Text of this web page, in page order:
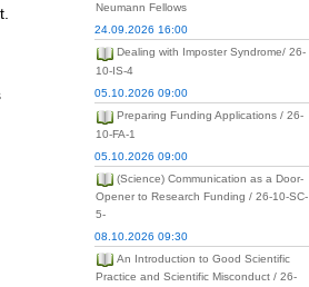
Neumann Fellows
24.09.2026 16:00
Dealing with Imposter Syndrome/ 26-
10-IS-4
05.10.2026 09:00
Preparing Funding Applications / 26-
10-FA-1
05.10.2026 09:00
(Science) Communication as a Door-
Opener to Research Funding / 26-10-SC-
5-
08.10.2026 09:30
An Introduction to Good Scientific
Practice and Scientific Misconduct / 26-